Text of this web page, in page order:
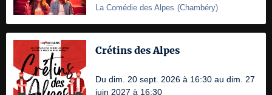
La Comédie des Alpes (Chambéry)
Crétins des Alpes
Du dim. 20 sept. 2026 à 16:30 au dim. 27
juin 2027 à 16:30